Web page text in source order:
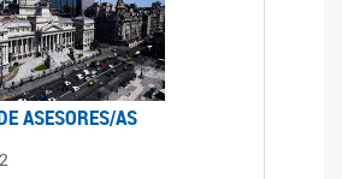
ASESORES/AS